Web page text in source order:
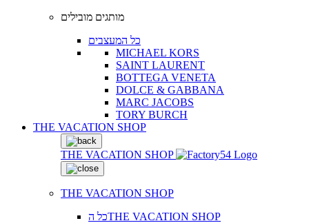
מותגים מובילים
כל המעצבים
MICHAEL KORS
SAINT LAURENT
BOTTEGA VENETA
DOLCE & GABBANA
MARC JACOBS
TORY BURCH
THE VACATION SHOP
THE VACATION SHOP
THE VACATION SHOP
כל הTHE VACATION SHOP